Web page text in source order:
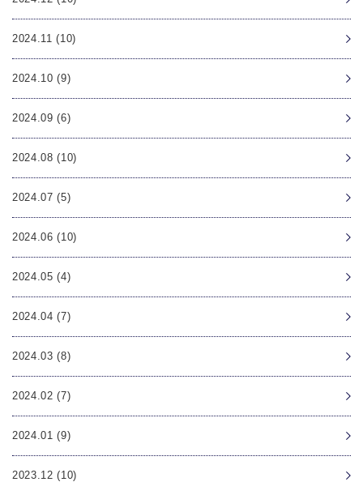
2024.11 (10)
2024.10 (9)
2024.09 (6)
2024.08 (10)
2024.07 (5)
2024.06 (10)
2024.05 (4)
2024.04 (7)
2024.03 (8)
2024.02 (7)
2024.01 (9)
2023.12 (10)